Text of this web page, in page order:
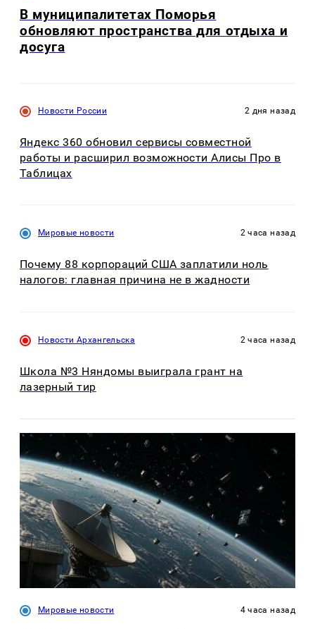
В муниципалитетах Поморья
обновляют пространства для отдыха и
досуга
Новости России 2 дня назад
Яндекс 360 обновил сервисы совместной
работы и расширил возможности Алисы Про в
Таблицах
Мировые новости 2 часа назад
Почему 88 корпораций США заплатили ноль
налогов: главная причина не в жадности
Новости Архангельска 2 часа назад
Школа №3 Няндомы выиграла грант на
лазерный тир
Мировые новости 4 часа назад